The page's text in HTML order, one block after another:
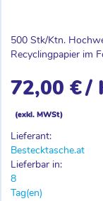
500 Stk/Ktn.
Recyclingpapier im
72,00 €/
(exkl. MWSt)
Lieferant:
Bestecktasche.at
Lieferbar in:
8
Tag(en)